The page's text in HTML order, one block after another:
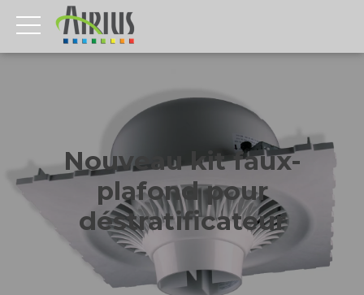
Nouveau kit faux-
plafond pour
déstratificateur